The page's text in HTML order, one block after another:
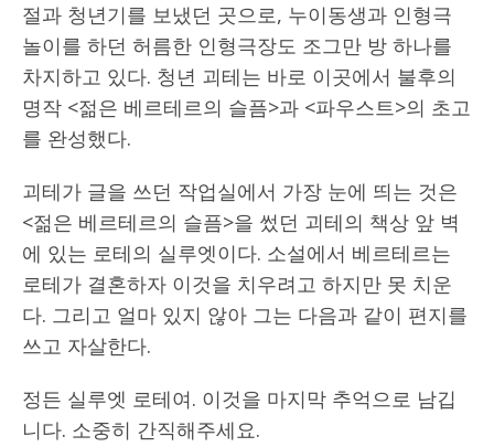
절과 청년기를 보냈던 곳으로, 누이동생과 인형극
놀이를 하던 허름한 인형극장도 조그만 방 하나를
차지하고 있다. 청년 괴테는 바로 이곳에서 불후의
명작 <젊은 베르테르의 슬픔>과 <파우스트>의 초고
를 완성했다.
괴테가 글을 쓰던 작업실에서 가장 눈에 띄는 것은
<젊은 베르테르의 슬픔>을 썼던 괴테의 책상 앞 벽
에 있는 로테의 실루엣이다. 소설에서 베르테르는
로테가 결혼하자 이것을 치우려고 하지만 못 치운
다. 그리고 얼마 있지 않아 그는 다음과 같이 편지를
쓰고 자살한다.
정든 실루엣 로테여. 이것을 마지막 추억으로 남깁
니다. 소중히 간직해주세요.